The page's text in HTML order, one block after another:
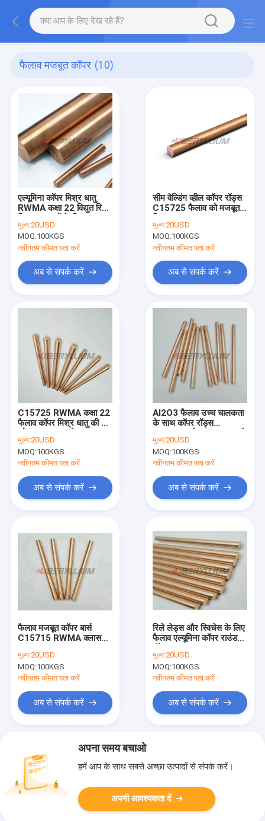
फैलाव मजबूत कॉपर (10)
एल्यूमिना कॉपर मिश्र धातु
RWMA कक्षा 22 विद्युत रिले
मूल्य:20USD
MOQ:100KGS
नवीनतम कीमत पता करें
अब से संपर्क करें
सीम वेल्डिंग व्हील कॉपर रॉड्स
C15725 फैलाव को मजबूत
मूल्य:20USD
MOQ:100KGS
नवीनतम कीमत पता करें
अब से संपर्क करें
C15725 RWMA कक्षा 22
फैलाव कॉपर मिश्र धातु की छड़
मूल्य:20USD
MOQ:100KGS
नवीनतम कीमत पता करें
अब से संपर्क करें
Al2O3 फैलाव उच्च चालकता
के साथ कॉपर रॉड्स
मूल्य:20USD
MOQ:100KGS
नवीनतम कीमत पता करें
अब से संपर्क करें
फैलाव मजबूत कॉपर बार्स
C15715 RWMA क्लास
मूल्य:20USD
MOQ:100KGS
नवीनतम कीमत पता करें
अब से संपर्क करें
रिले लेड्स और स्विचेस के लिए
फैलाव एल्यूमिना कॉपर राउंड
मूल्य:20USD
MOQ:100KGS
नवीनतम कीमत पता करें
अब से संपर्क करें
अपना समय बचाओ
हमें आप के साथ सबसे अच्छा उत्पादों से संपर्क करें।
अपनी आवश्यकता दें